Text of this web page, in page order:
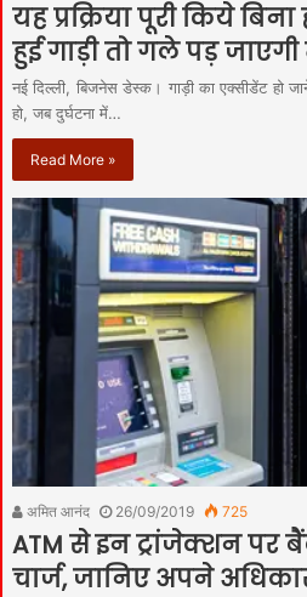
यह प्रक्रिया पूरी किये
हुई गाड़ी तो गले पड़
नई दिल्ली, बिजनेस डेस्क। गाड़ी का एक्सीडेंट
हो, जब दुर्घटना में…
Read More »
अमित आनंद 26/09/2019 725
ATM से इन ट्रांजेक्शन
चार्ज, जानिए अपने